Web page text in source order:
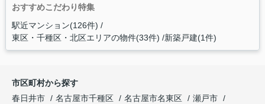
おすすめこだわり特集
駅近マンション(126件)
東区・千種区・北区エリアの物件(33件) 新築戸建(1件)
市区町村から探す
春日井市
名古屋市千種区 名古屋市名東区
瀬戸市